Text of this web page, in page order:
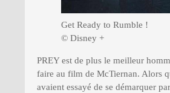
Get Ready to Rumble !
© Disney +
PREY est de plus le meilleur
faire au film de McTiernan. Alors
avaient essayé de se démarquer